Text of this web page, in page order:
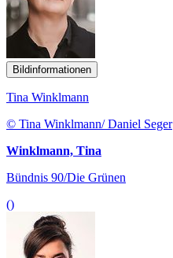
Bildinformationen
Tina Winklmann
© Tina Winklmann/ Daniel Seger
Winklmann, Tina
Bündnis 90/Die Grünen
()